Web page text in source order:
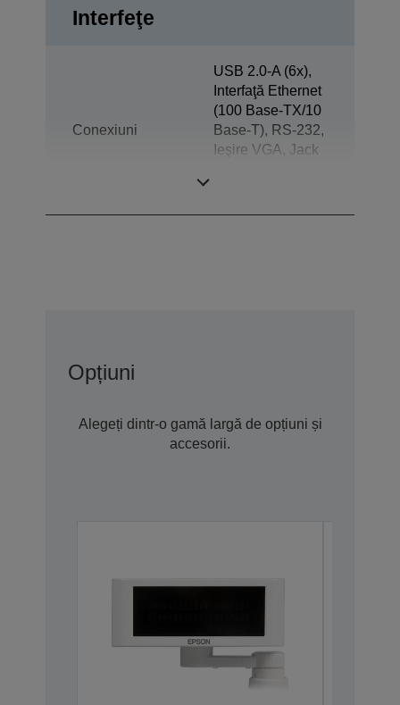
Interfeţe
Conexiuni
USB 2.0-A (6x),
Interfaţă Ethernet
(100 Base-TX/10
Base-T), RS-232,
Ieşire VGA, Jack
Opțiuni
Alegeți dintr-o gamă largă de opțiuni și
accesorii.